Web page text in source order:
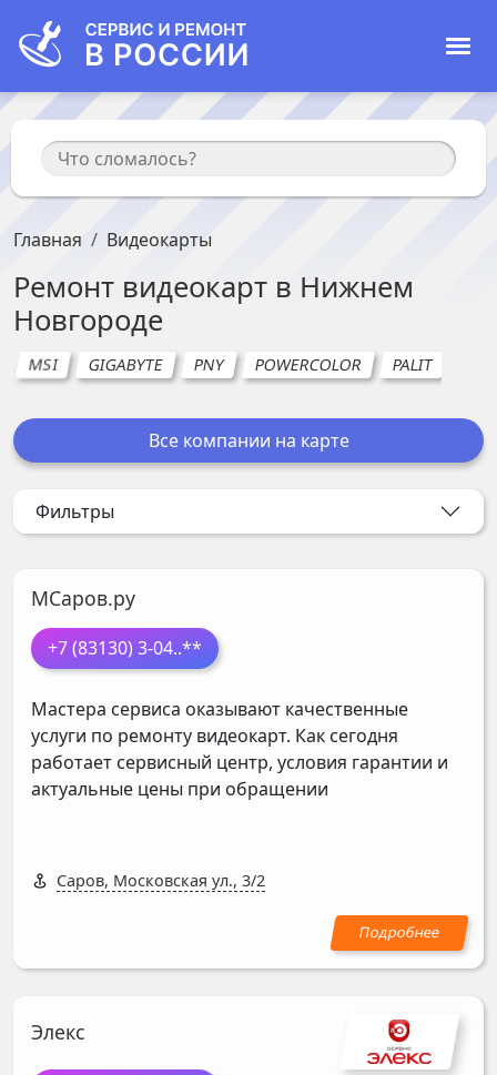
Главная Видеокарты
Ремонт видеокарт в Нижнем
Новгороде
MSI GIGABYTE PNY POWERCOLOR PALIT
Все компании на карте
Фильтры
МСаров.ру
+7 (83130) 3-04..**
Мастера сервиса оказывают качественные
услуги по ремонту видеокарт. Как сегодня
работает сервисный центр, условия гарантии и
актуальные цены при обращении
Саров, Московская ул., 3/2
Элекс